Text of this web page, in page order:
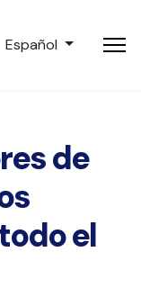
Seleccione su
Español
de
el